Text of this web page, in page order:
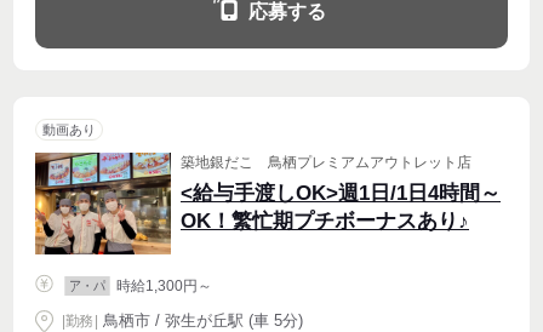
応募する
動画あり
築地銀だこ 鳥栖プレミアムアウトレット店
<給与手渡しOK>週1日/1日4時間～
OK！繁忙期プチボーナスあり♪
ア・パ 時給1,300円～
|勤務 鳥栖市 / 弥生が丘駅 (車 5分)